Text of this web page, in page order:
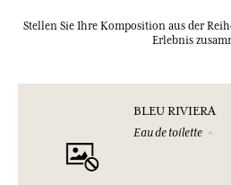
Stellen Sie Ihre Komposition aus der
Erlebnis
BLEU RIVIERA
Eau de toilette